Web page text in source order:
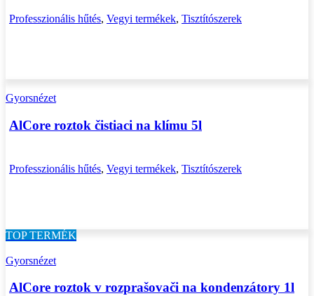
Professzionális hűtés, Vegyi termékek, Tisztítószerek
Gyorsnézet
AlCore roztok čistiaci na klímu 5l
Professzionális hűtés, Vegyi termékek, Tisztítószerek
TOP TERMÉK
Gyorsnézet
AlCore roztok v rozprašovači na kondenzátory 1l